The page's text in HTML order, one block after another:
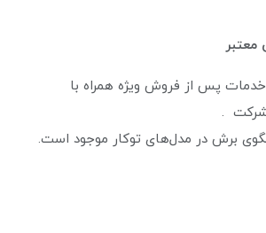
معتبر
پس از فروش ویژه همراه با
برش در مدل‌های توکار موجود است.